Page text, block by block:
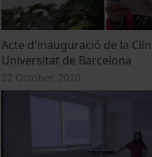
Acte d'inauguració de la
Universitat de Barcelona
22 October, 2020